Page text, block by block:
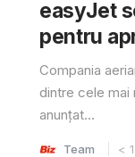
easyJet
pentru
Compania
dintre cele mai
anunțat...
Team < 1